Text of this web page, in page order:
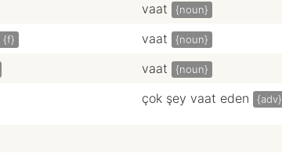
vaat {noun}
{f} vaat {noun}
vaat {noun}
çok şey vaat eden {adv}